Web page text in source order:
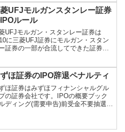
発表抽選日の17時以降メール通知当
入申込当...
UFJモルガンスタンレー証券
ルール
UFJモルガン・スタンレー証券は
に三菱UFJ証券にモルガン・スタン
証券の一部が合流してできた証券会
申込 資金拘束なし抽選抽選配分10%
当選...
ほ証券のIPO辞退ペナルティ
ほ証券はみずほフィナンシャルグル
の証券会社です。IPOの概要ブック
ディング(需要申告)前受金不要抽選ネ
時メール通知当落、繰り上げ結果補欠